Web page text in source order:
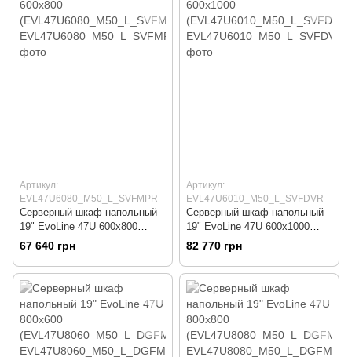
Артикул:
EVL47U6080_M50_L_SVFMPR
Серверный шкаф напольный
19" EvoLine 47U 600x800
(EVL47U6080_M50_L_SVFMP
67 640 грн
Артикул:
EVL47U6010_M50_L_SVFDVR
Серверный шкаф напольный
19" EvoLine 47U 600x1000
(EVL47U6010_M50_L_SVFDVR
82 770 грн